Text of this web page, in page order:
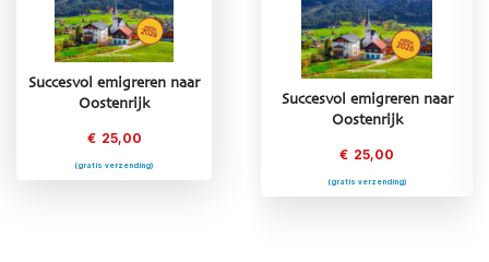
Succesvol emigreren naar
Oostenrijk
€ 25,00
(gratis verzending)
Succesvol emigreren naar
(gratis verzending)
Succesvol emigreren naar
Oostenrijk
€ 25,00
(gratis verzending)